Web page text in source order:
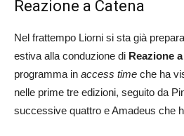
Reazione a Catena
Nel frattempo Liorni si sta già
estiva alla conduzione di Reazione
programma in access time che ha
nelle prime tre edizioni, seguito da
successive quattro e Amadeus che